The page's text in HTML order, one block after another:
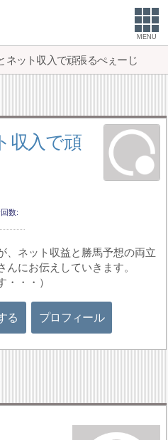
MENU
ネット収入で頑張るぺぇーじ
収入で頑
数
、ネット収益と勝馬予想の両立
んにお伝えしていきます。
・・・）
る プロフィール